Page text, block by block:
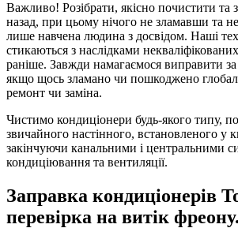
Важливо! Розібрати, якісно почистити та
назад, при цьому нічого не зламавши та
лише навчена людина з досвідом. Наші
стикаються з наслідками
раніше. Завжди намагаємося виправити
якщо щось зламано чи пошкоджено
ремонт чи заміна.
Чистимо кондиціонери будь-якого типу,
звичайного настінного, встановленого у
закінчуючи канальними і центральними
кондиціювання та вентиляції.
Заправка кондиціонерів
перевірка на витік фреону.